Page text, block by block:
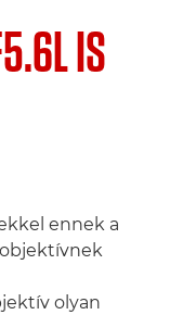
IS
ennek a
olyan